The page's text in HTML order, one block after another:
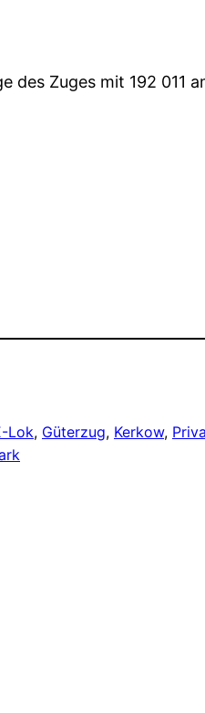
des Zuges mit 192 011
Lok, Güterzug, Kerkow,